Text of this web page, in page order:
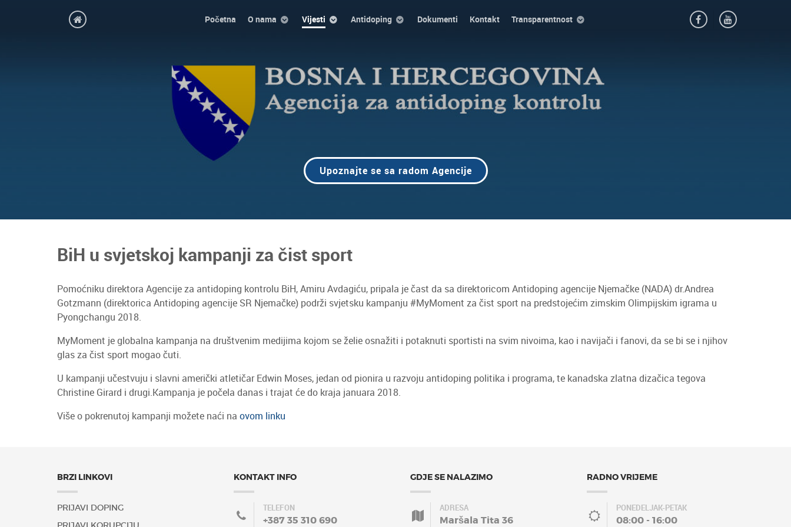
Početna O nama Vijesti Antidoping Dokumenti Kontakt Transparentnost
Upoznajte se sa radom Agencije
BiH u svjetskoj kampanji za čist sport
Pomoćniku direktora Agencije za antidoping kontrolu BiH, Amiru Avdagiću, pripala je čast da sa direktoricom Antidoping agencije Njemačke (NADA) dr.Andrea
Gotzmann (direktorica Antidoping agencije SR Njemačke) podrži svjetsku kampanju #MyMoment za čist sport na predstojećim zimskim Olimpijskim igrama u
Pyongchangu 2018.
MyMoment je globalna kampanja na društvenim medijima kojom se želie osnažiti i potaknuti sportisti na svim nivoima, kao i navijači i fanovi, da se bi se i njihov
glas za čist sport mogao čuti.
U kampanji učestvuju i slavni američki atletičar Edwin Moses, jedan od pionira u razvoju antidoping politika i programa, te kanadska zlatna dizačica tegova
Christine Girard i drugi.Kampanja je počela danas i trajat će do kraja januara 2018.
Više o pokrenutoj kampanji možete naći na ovom linku
BRZI LINKOVI
PRIJAVI DOPING
KONTAKT INFO
TELEFON
+387 35 310 690
GDJE SE NALAZIMO
ADRESA
Maršala Tita 36
RADNO VRIJEME
PONEDELJAK-PETAK
08:00 - 16:00